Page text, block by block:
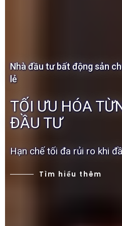
ĐẦU TƯ BẤT
CHUYÊN NGHIỆP
Tư duy đúng – Kiến thức
Nhà đầu tư bất động sản
lẻ
TỐI ƯU HÓA
ĐẦU TƯ
Hạn chế tối đa rủi ro khi
Tìm hiểu thêm
Nhà huấn luyện
CHIẾN LƯỢC
ĐỘNG SẢN
Vĩ mô trước vi mô sau,